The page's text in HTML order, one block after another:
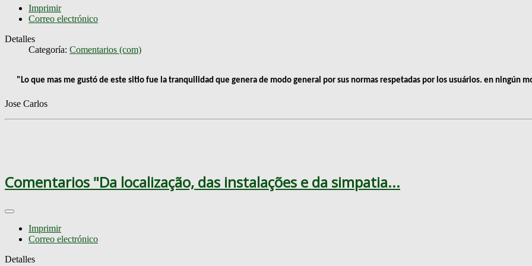
Imprimir
Correo electrónico
Detalles
Categoría: Comentarios (com)
" Lo que mas me gustó de este sitio fue la tranquilidad que genera de modo general por sus normas respetadas por los usuários. en ningún
Jose Carlos
Comentarios "Da localização, das instalações e da simpatia...
Imprimir
Correo electrónico
Detalles